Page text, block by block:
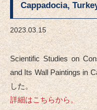
Cappadocia,
2023.03.15
Scientific Studies on
and Its Wall Paintings in
した。
詳細はこちらから。